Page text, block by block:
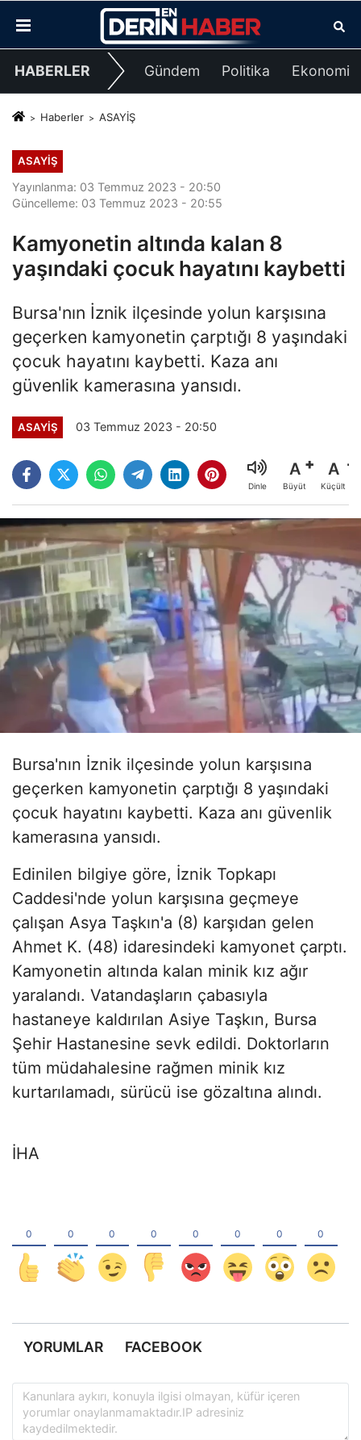
HABERLER Gündem Politika Ekonomi
Haberler ASAYİŞ
ASAYİŞ
Yayınlanma: 03 Temmuz 2023 - 20:50
Güncelleme: 03 Temmuz 2023 - 20:55
Kamyonetin altında kalan 8
yaşındaki çocuk hayatını kaybetti
Bursa'nın İznik ilçesinde yolun karşısına
geçerken kamyonetin çarptığı 8 yaşındaki
çocuk hayatını kaybetti. Kaza anı
güvenlik kamerasına yansıdı.
ASAYİŞ 03 Temmuz 2023 - 20:50
Dinle
A
Büyüt
A
Küçült
Bursa'nın İznik ilçesinde yolun karşısına
geçerken kamyonetin çarptığı 8 yaşındaki
çocuk hayatını kaybetti. Kaza anı güvenlik
kamerasına yansıdı.
Edinilen bilgiye göre, İznik Topkapı
Caddesi'nde yolun karşısına geçmeye
çalışan Asya Taşkın'a (8) karşıdan gelen
Ahmet K. (48) idaresindeki kamyonet çarptı.
Kamyonetin altında kalan minik kız ağır
yaralandı. Vatandaşların çabasıyla
hastaneye kaldırılan Asiye Taşkın, Bursa
Şehir Hastanesine sevk edildi. Doktorların
tüm müdahalesine rağmen minik kız
kurtarılamadı, sürücü ise gözaltına alındı.
İHA
YORUMLAR FACEBOOK